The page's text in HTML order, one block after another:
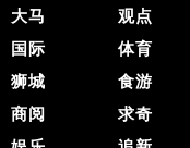
大马
国际
狮城
商阅
观点
体育
食游
求奇